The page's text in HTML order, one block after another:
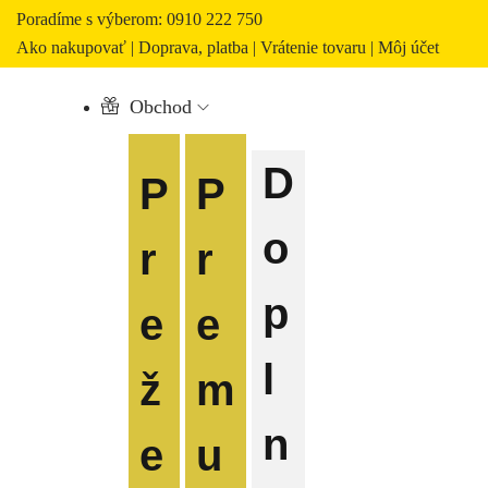
Poradíme s výberom: 0910 222 750
Ako nakupovať | Doprava, platba | Vrátenie tovaru | Môj účet
Obchod
P
r
e
ž
e
P
r
e
m
u
D
o
p
l
n